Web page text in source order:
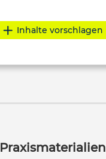
Inhalte vorschlagen
Praxismaterialien